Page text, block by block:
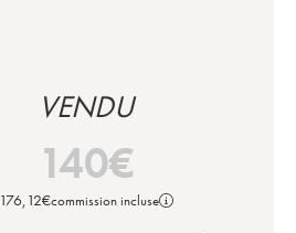
VENDU
140€
176,12€commission incluse